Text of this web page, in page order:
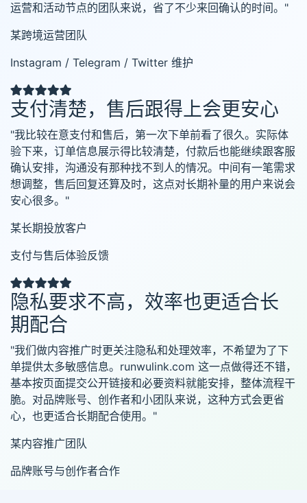
运营和活动节点的团队来说，省了不少来回确认的时间。"
某跨境运营团队
Instagram / Telegram / Twitter 维护
支付清楚，售后跟得上会更安心
"我比较在意支付和售后，第一次下单前看了很久。实际体
验下来，订单信息展示得比较清楚，付款后也能继续跟客服
确认安排，沟通没有那种找不到人的情况。中间有一笔需求
想调整，售后回复还算及时，这点对长期补量的用户来说会
安心很多。"
某长期投放客户
支付与售后体验反馈
隐私要求不高，效率也更适合长
期配合
"我们做内容推广时更关注隐私和处理效率，不希望为了下
单提供太多敏感信息。runwulink.com 这一点做得还不错，
基本按页面提交公开链接和必要资料就能安排，整体流程干
脆。对品牌账号、创作者和小团队来说，这种方式会更省
心，也更适合长期配合使用。"
某内容推广团队
品牌账号与创作者合作